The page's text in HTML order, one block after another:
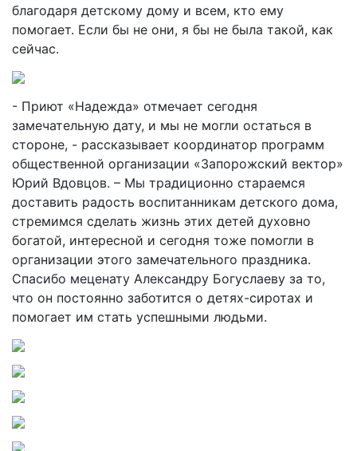
благодаря детскому дому и всем, кто ему
помогает. Если бы не они, я бы не была такой, как
сейчас.
- Приют «Надежда» отмечает сегодня
замечательную дату, и мы не могли остаться в
стороне, - рассказывает координатор программ
общественной организации «Запорожский вектор»
Юрий Вдовцов. – Мы традиционно стараемся
доставить радость воспитанникам детского дома,
стремимся сделать жизнь этих детей духовно
богатой, интересной и сегодня тоже помогли в
организации этого замечательного праздника.
Спасибо меценату Александру Богуслаеву за то,
что он постоянно заботится о детях-сиротах и
помогает им стать успешными людьми.